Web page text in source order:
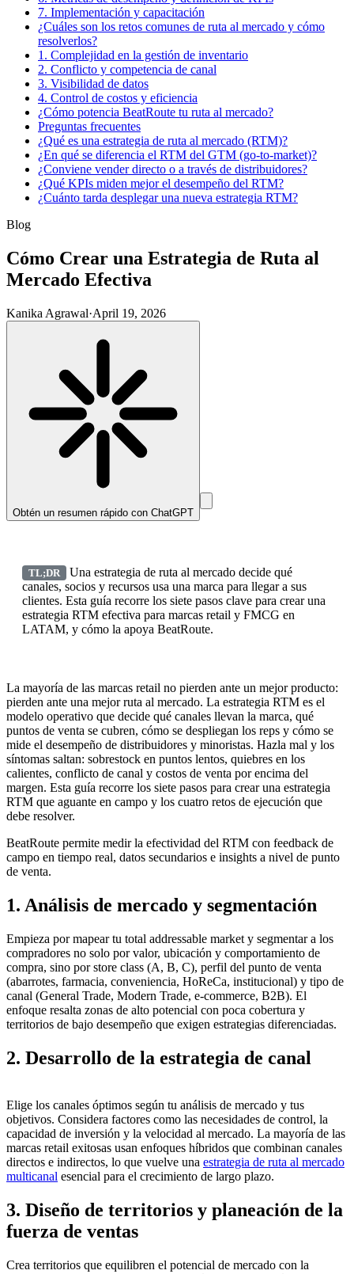
7. Implementación y capacitación
¿Cuáles son los retos comunes de ruta al mercado y cómo
resolverlos?
1. Complejidad en la gestión de inventario
2. Conflicto y competencia de canal
3. Visibilidad de datos
4. Control de costos y eficiencia
¿Cómo potencia BeatRoute tu ruta al mercado?
Preguntas frecuentes
¿Qué es una estrategia de ruta al mercado (RTM)?
¿En qué se diferencia el RTM del GTM (go-to-market)?
¿Conviene vender directo o a través de distribuidores?
¿Qué KPIs miden mejor el desempeño del RTM?
¿Cuánto tarda desplegar una nueva estrategia RTM?
Blog
Cómo Crear una Estrategia de Ruta al
Mercado Efectiva
Kanika Agrawal·April 19, 2026
Obtén un resumen rápido con ChatGPT
TL;DR
Una estrategia de ruta al mercado decide qué
canales, socios y recursos usa una marca para llegar a sus
clientes. Esta guía recorre los siete pasos clave para crear una
estrategia RTM efectiva para marcas retail y FMCG en
LATAM, y cómo la apoya BeatRoute.
La mayoría de las marcas retail no pierden ante un mejor producto:
pierden ante una mejor ruta al mercado. La estrategia RTM es el
modelo operativo que decide qué canales llevan la marca, qué
puntos de venta se cubren, cómo se despliegan los reps y cómo se
mide el desempeño de distribuidores y minoristas. Hazla mal y los
síntomas saltan: sobrestock en puntos lentos, quiebres en los
calientes, conflicto de canal y costos de venta por encima del
margen. Esta guía recorre los siete pasos para crear una estrategia
RTM que aguante en campo y los cuatro retos de ejecución que
debe resolver.
BeatRoute permite medir la efectividad del RTM con feedback de
campo en tiempo real, datos secundarios e insights a nivel de punto
de venta.
1. Análisis de mercado y segmentación
Empieza por mapear tu total addressable market y segmentar a los
compradores no solo por valor, ubicación y comportamiento de
compra, sino por store class (A, B, C), perfil del punto de venta
(abarrotes, farmacia, conveniencia, HoReCa, institucional) y tipo de
canal (General Trade, Modern Trade, e-commerce, B2B). El
enfoque resalta zonas de alto potencial con poca cobertura y
territorios de bajo desempeño que exigen estrategias diferenciadas.
2. Desarrollo de la estrategia de canal
Elige los canales óptimos según tu análisis de mercado y tus
objetivos. Considera factores como las necesidades de control, la
capacidad de inversión y la velocidad al mercado. La mayoría de las
marcas retail exitosas usan enfoques híbridos que combinan canales
directos e indirectos, lo que vuelve una estrategia de ruta al mercado
multicanal esencial para el crecimiento de largo plazo.
3. Diseño de territorios y planeación de la
fuerza de ventas
Crea territorios que equilibren el potencial de mercado con la